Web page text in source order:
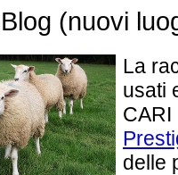
(nuovi
La
usati
CARI
delle